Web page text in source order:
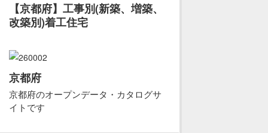
【京都府】工事別(新築、増築、
改築別)着工住宅
京都府
京都府のオープンデータ・カタログサ
イトです